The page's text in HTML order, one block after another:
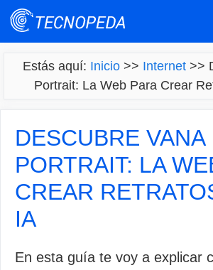
Saltar
Estás aquí: Inicio>> Internet>>
Portrait: La Web Para Crear
DESCUBRE VANA
PORTRAIT: LA
CREAR
IA
En esta guía te voy a explicar